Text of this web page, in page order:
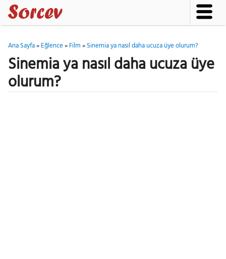
Ana Sayfa»Eğlence»Film»Sinemia ya nasıl daha ucuza üye olurum?
Sinemia ya nasıl daha ucuza üye
olurum?